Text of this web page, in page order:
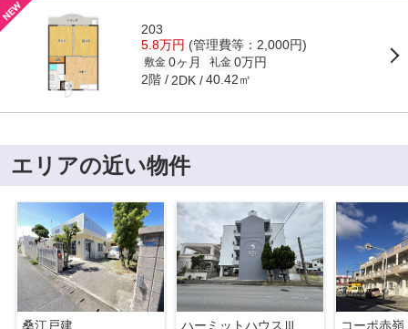
203
5.8万円 (管理費等：2,000円)
敷金 0ヶ月 礼金 0万円
2階 2DK 40.42㎡
エリアの近い物件
桑江戸建
ハーミットハウスⅢ
コーポ赤嶺